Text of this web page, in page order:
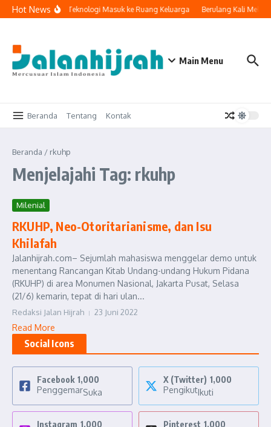
Lewati ke konten
Hot NewsKetika Teknologi Masuk ke Ruang Keluarga Berulang Kali
Main Menu
Beranda Tentang Kontak
Beranda / rkuhp
Menjelajahi Tag: rkuhp
Milenial
RKUHP, Neo-Otoritarianisme, dan Isu
Khilafah
Jalanhijrah.com– Sejumlah mahasiswa menggelar demo untuk
menentang Rancangan Kitab Undang-undang Hukum Pidana
(RKUHP) di area Monumen Nasional, Jakarta Pusat, Selasa
(21/6) kemarin, tepat di hari ulan...
Redaksi Jalan Hijrah 23 Juni 2022
Read More
Social Icons
Facebook 1,000
PenggemarSuka
X (Twitter) 1,000
PengikutIkuti
Instagram 1,000
Pinterest 1,000